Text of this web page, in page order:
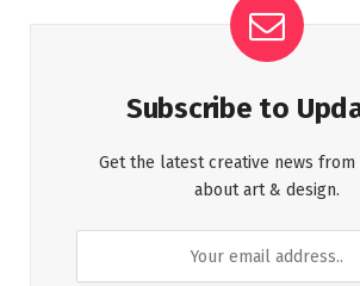
Subscribe to
Get the latest creative news from
about art & design.